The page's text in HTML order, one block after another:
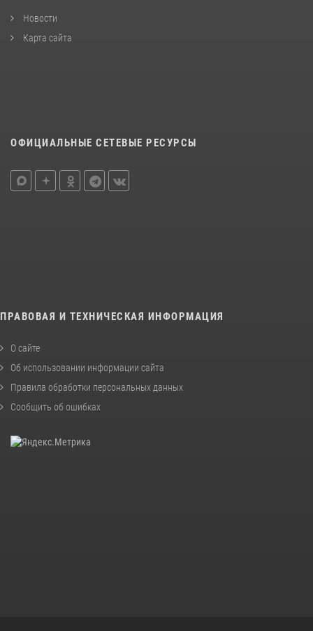
Новости
Карта сайта
ОФИЦИАЛЬНЫЕ СЕТЕВЫЕ РЕСУРСЫ
ПРАВОВАЯ И ТЕХНИЧЕСКАЯ ИНФОРМАЦИЯ
О сайте
Об использовании информации сайта
Правила обработки персональных данных
Сообщить об ошибках